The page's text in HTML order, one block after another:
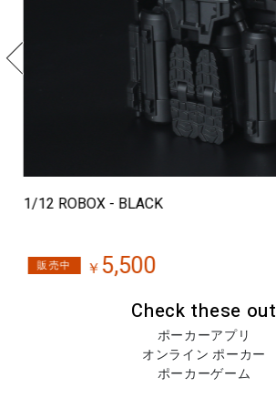
1/12 ROBOX - BLACK
販売中 ￥5,500
Check these out
ポーカーアプリ
オンライン ポーカー
ポーカーゲーム